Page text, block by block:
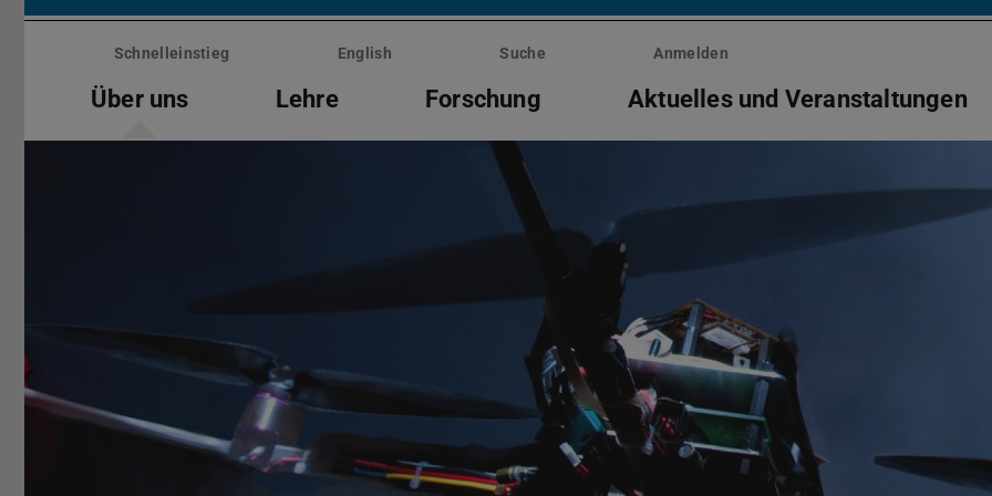
Menü
überspringenSchnelleinstieg English Suche Anmelden
Über uns Lehre Forschung Aktuelles und Veranstaltungen